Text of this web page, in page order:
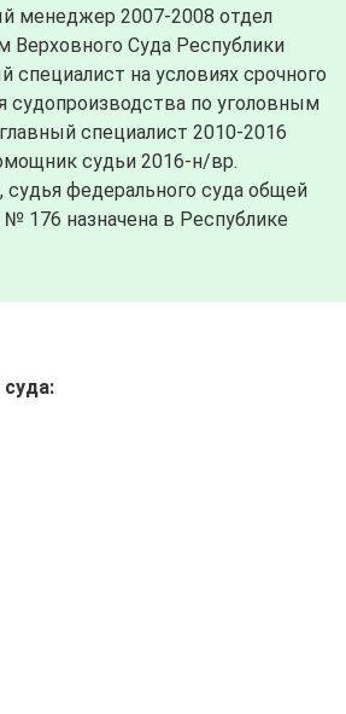
менеджер 2007-2008 отдел
Верховного Суда Республики
специалист на условиях срочного
судопроизводства по уголовным
специалист 2010-2016
судьи 2016-н/вр.
федерального суда общей
176 назначена в Республике